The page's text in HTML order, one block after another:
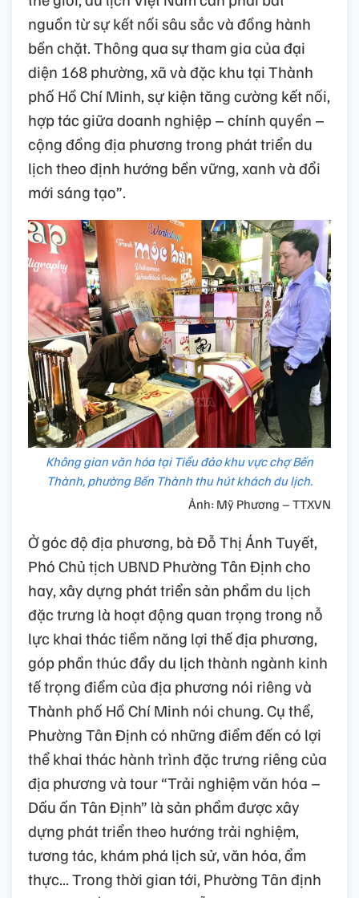
nguồn từ sự kết nối sâu sắc và đồng hành
bền chặt. Thông qua sự tham gia của đại
diện 168 phường, xã và đặc khu tại Thành
phố Hồ Chí Minh, sự kiện tăng cường kết nối,
hợp tác giữa doanh nghiệp – chính quyền –
cộng đồng địa phương trong phát triển du
lịch theo định hướng bền vững, xanh và đổi
mới sáng tạo”.
Không gian văn hóa tại Tiểu đảo khu vực chợ Bến
Thành, phường Bến Thành thu hút khách du lịch.
Ảnh: Mỹ Phương – TTXVN
Ở góc độ địa phương, bà Đỗ Thị Ánh Tuyết,
Phó Chủ tịch UBND Phường Tân Định cho
hay, xây dựng phát triển sản phẩm du lịch
đặc trưng là hoạt động quan trọng trong nỗ
lực khai thác tiềm năng lợi thế địa phương,
góp phần thúc đẩy du lịch thành ngành kinh
tế trọng điểm của địa phương nói riêng và
Thành phố Hồ Chí Minh nói chung. Cụ thể,
Phường Tân Định có những điểm đến có lợi
thể khai thác hành trình đặc trưng riêng của
địa phương và tour “Trải nghiệm văn hóa –
Dấu ấn Tân Định” là sản phẩm được xây
dựng phát triển theo hướng trải nghiệm,
tương tác, khám phá lịch sử, văn hóa, ẩm
thực... Trong thời gian tới, Phường Tân định